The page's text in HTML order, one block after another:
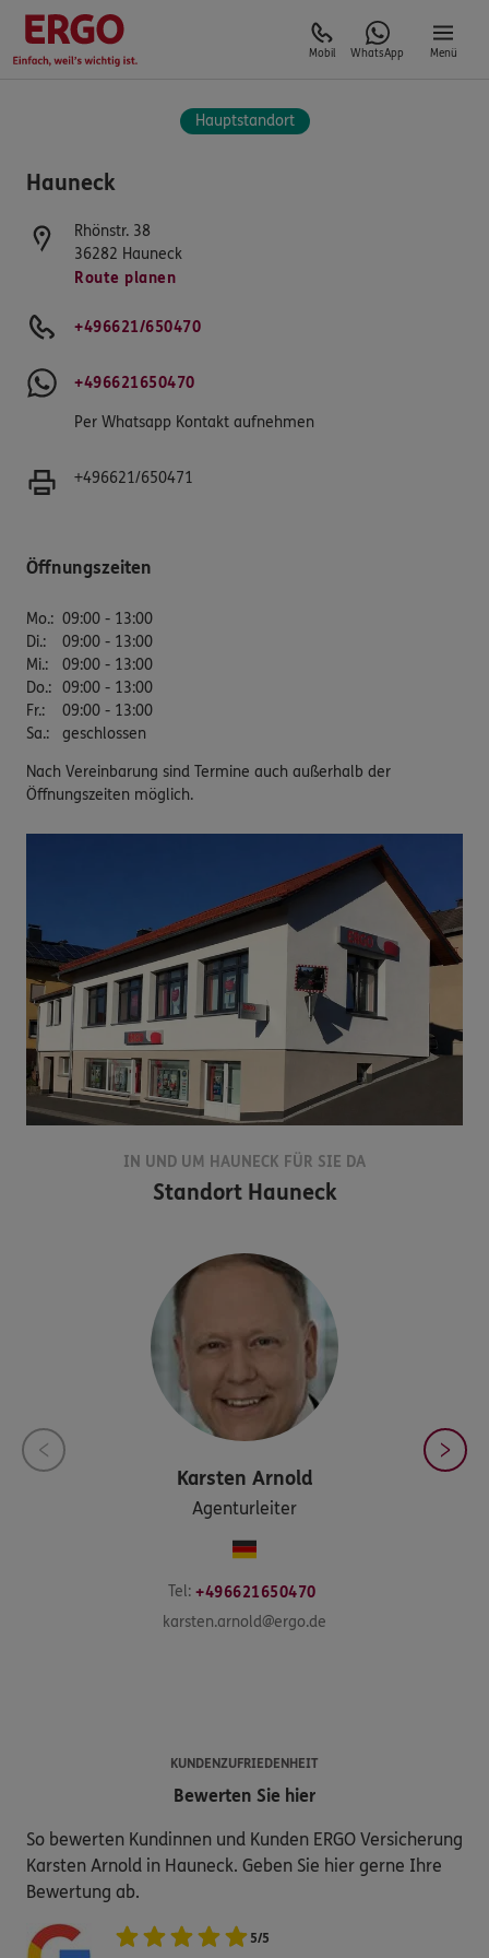
Mobil WhatsApp Menü
Hauptstandort
Hauneck
Rhönstr. 38
36282 Hauneck
Route planen
+496621/650470
+496621650470
Per Whatsapp Kontakt aufnehmen
+496621/650471
Öffnungszeiten
Mo.: 09:00 - 13:00
Di.:
09:00 - 13:00
Mi.:
09:00 - 13:00
Do.: 09:00 - 13:00
Fr.:
09:00 - 13:00
Sa.: geschlossen
Nach Vereinbarung sind Termine auch außerhalb der
Öffnungszeiten möglich.
IN UND UM HAUNECK FÜR SIE DA
StandortHauneck
Karsten Arnold
Agenturleiter
Tel: +496621650470
karsten.arnold@ergo.de
KUNDENZUFRIEDENHEIT
Bewerten Sie hier
So bewerten Kundinnen und Kunden ERGO Versicherung
Karsten Arnold in Hauneck. Geben Sie hier gerne Ihre
Bewertung ab.
5/5